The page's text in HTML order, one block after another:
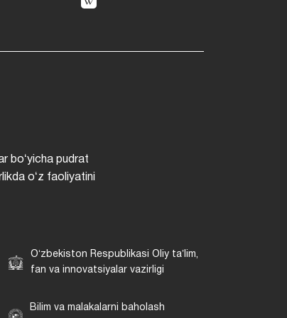
boʻyicha pudrat
oʻz faoliyatini
Oʻzbekiston Respublikasi Oliy taʼlim,
fan va innovatsiyalar vazirligi
Bilim va malakalarni baholash